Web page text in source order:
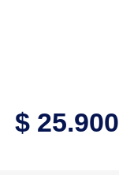
$ 25.900